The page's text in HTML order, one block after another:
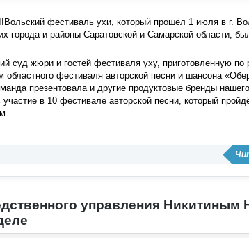
фестиваль ухи, который прошёл 1 июля в г.
города и районы Саратовской и Самарской области,
суд жюри и гостей фестиваля уху, приготовленную по
областного фестиваля авторской песни и шансона
презентовала и другие продуктовые бренды
в 10 фестивале авторской песни, который
управления Никитиным